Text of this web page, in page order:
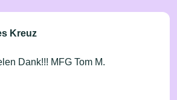
Kreuz
super Team!!! Vielen Dank!!! MFG Tom M.